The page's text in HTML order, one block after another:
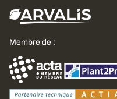
Membre de :